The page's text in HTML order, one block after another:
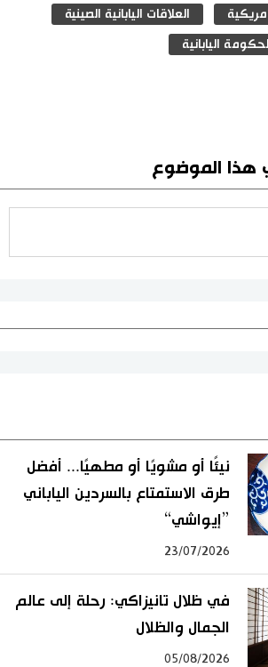
العلاقات اليابانية الصينية
الحكومة اليابانية
هذا الموضوع
نيئًا أو مشويًا أو مطهيًا... أفضل
طرق الاستمتاع بالسردين الياباني
”إيواشي“
23/07/2026
في ظلال تانيزاكي: رحلة إلى عالم
الجمال والظلال
05/08/2026